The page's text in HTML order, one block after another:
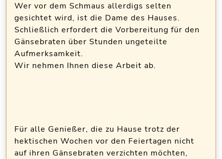
Wer vor dem Schmaus allerdigs selten
gesichtet wird, ist die Dame des Hauses.
Schließlich erfordert die Vorbereitung für den
Gänsebraten über Stunden ungeteilte
Aufmerksamkeit.
Wir nehmen Ihnen diese Arbeit ab.
Für alle Genießer, die zu Hause trotz der
hektischen Wochen vor den Feiertagen nicht
auf ihren Gänsebraten verzichten möchten,